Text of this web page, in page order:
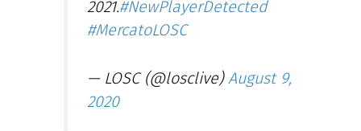
2021.#NewPlayerDetected
#MercatoLOSC
— LOSC (@losclive)August 9,
2020